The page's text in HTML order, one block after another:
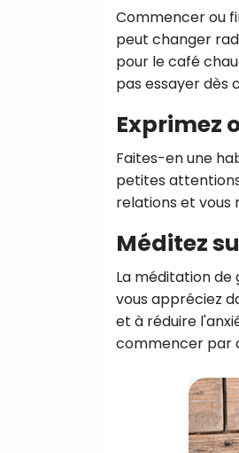
Commencer ou
peut changer
pour le café
pas essayer dès
Exprimez
Faites-en une
petites
relations et vous
Méditez
La méditation
vous appréciez
et à réduire
commencer par